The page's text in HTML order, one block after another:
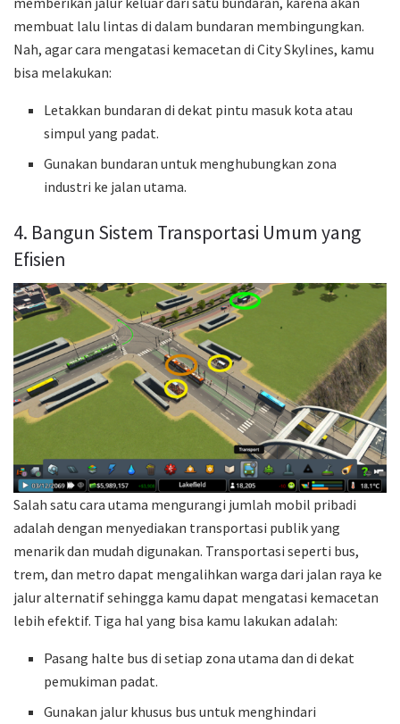
membuat lalu lintas di dalam bundaran membingungkan.
Nah, agar cara mengatasi kemacetan di City Skylines, kamu
bisa melakukan:
Letakkan bundaran di dekat pintu masuk kota atau
simpul yang padat.
Gunakan bundaran untuk menghubungkan zona
industri ke jalan utama.
4. Bangun Sistem Transportasi Umum yang
Efisien
Salah satu cara utama mengurangi jumlah mobil pribadi
adalah dengan menyediakan transportasi publik yang
menarik dan mudah digunakan. Transportasi seperti bus,
trem, dan metro dapat mengalihkan warga dari jalan raya ke
jalur alternatif sehingga kamu dapat mengatasi kemacetan
lebih efektif. Tiga hal yang bisa kamu lakukan adalah:
Pasang halte bus di setiap zona utama dan di dekat
pemukiman padat.
Gunakan jalur khusus bus untuk menghindari